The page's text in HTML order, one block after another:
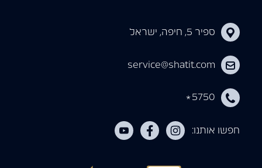
ספיר 5, חיפה, ישראל
5750
*
service@shatit.com
חפשו אותנו: